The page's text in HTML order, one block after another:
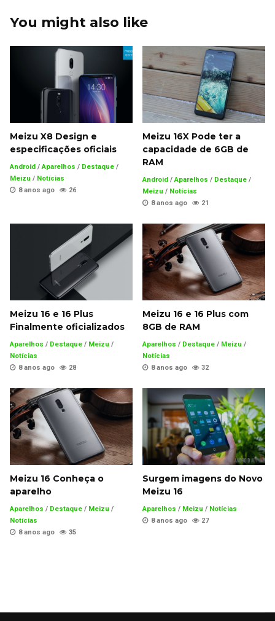
You might also like
Meizu X8 Design e
especificações oficiais
Android /Aparelhos / Destaque /
Meizu / Notícias
8 anos ago
26
Meizu 16X Pode ter a
capacidade de 6GB de
RAM
Android /Aparelhos / Destaque /
Meizu / Notícias
8 anos ago
21
Meizu 16 e 16 Plus
Finalmente oficializados
Aparelhos / Destaque / Meizu /
Notícias
8 anos ago
28
Meizu 16 e 16 Plus com
8GB de RAM
Aparelhos / Destaque / Meizu /
Notícias
8 anos ago
32
Meizu 16 Conheça o
aparelho
Aparelhos / Destaque / Meizu /
Notícias
8 anos ago
35
Surgem imagens do Novo
Meizu 16
Aparelhos / Meizu / Notícias
8 anos ago
27